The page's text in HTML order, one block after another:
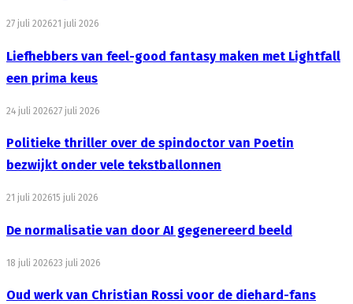
27 juli 202621 juli 2026
Liefhebbers van feel-good fantasy maken met Lightfall
een prima keus
24 juli 202627 juli 2026
Politieke thriller over de spindoctor van Poetin
bezwijkt onder vele tekstballonnen
21 juli 202615 juli 2026
De normalisatie van door AI gegenereerd beeld
18 juli 202623 juli 2026
Oud werk van Christian Rossi voor de diehard-fans